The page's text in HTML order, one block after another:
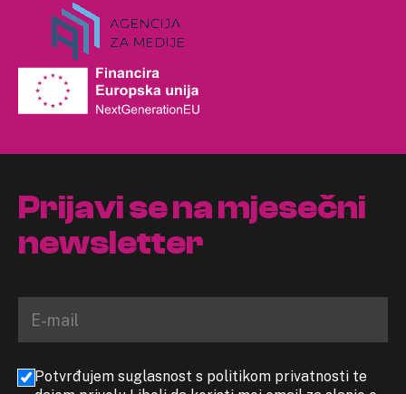
Prijavi se na mjesečni
newsletter
Potvrđujem suglasnost s politikom privatnosti te